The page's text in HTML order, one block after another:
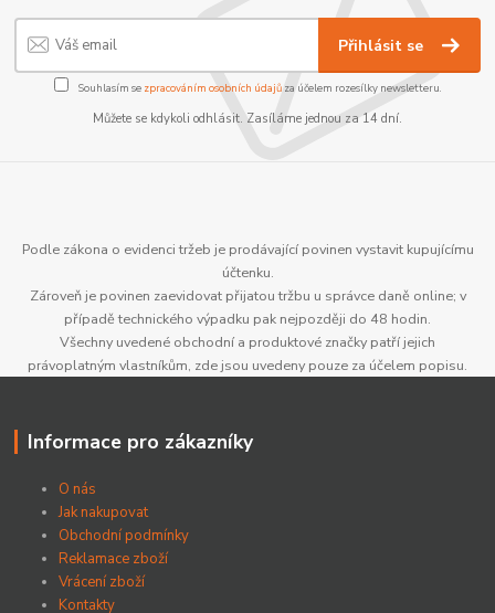
Přihlásit se
Souhlasím se zpracováním osobních údajůza účelem rozesílky newsletteru.
Můžete se kdykoli odhlásit. Zasíláme jednou za 14 dní.
Podle zákona o evidenci tržeb je prodávající povinen vystavit kupujícímu
účtenku.
Zároveň je povinen zaevidovat přijatou tržbu u správce daně online; v
případě technického výpadku pak nejpozději do 48 hodin.
Všechny uvedené obchodní a produktové značky patří jejich
právoplatným vlastníkům, zde jsou uvedeny pouze za účelem popisu.
Informace pro zákazníky
O nás
Jak nakupovat
Obchodní podmínky
Reklamace zboží
Vrácení zboží
Kontakty